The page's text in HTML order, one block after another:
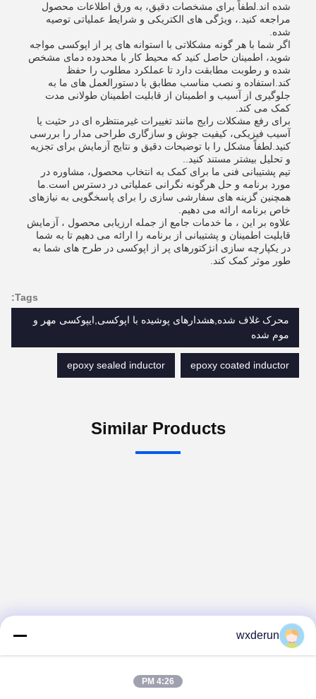
شده اند.لطفاً برای مشخصات دقیق، به ورق اطلاعات محصول
مراجعه کنید.، ویژگی های الکتریکی و شرایط عملیاتی توصیه
شده.
اگر شما با هر گونه مشکلاتی با استوانه های پر از اپوکسی مواجه
شوید، اطمینان حاصل کنید که محیط کار با محدوده دمای مشخص
شده و رطوبت مطابقت دارد تا عملکرد مطلوب را حفظ
کند.استفاده و نصب مناسب مطابق با دستورالعمل های ما به
جلوگیری از آسیب و اطمینان از قابلیت اطمینان طولانی مدت
کمک می کند.
برای رفع مشکلات رایج مانند تغییرات غیرمنتظره ای در حثیت یا
آسیب فیزیکی، کیفیت جوش و سازگاری طراحی مدار را بررسی
کنید.لطفاً مشکل را با توضیحات دقیق و نتایج آزمایش برای تجزیه
و تحلیل بیشتر مستند کنید..
تیم پشتیبانی فنی ما برای کمک به انتخاب محصول، مشاوره در
مورد برنامه و حل هرگونه نگرانی عملیاتی در دسترس است.ما
همچنین گزینه های سفارشی سازی را برای پاسخگویی به نیازهای
خاص برنامه ارائه می دهیم.
علاوه بر این ، ما خدمات جامع از جمله ارزیابی محصول ، آزمایش
قابلیت اطمینان و پشتیبانی از برنامه را ارائه می دهیم تا به شما
در یکپارچه سازی انژکتورهای پر از اپوکسی در طرح های شما به
طور موثر کمک کند.
Tags:
محرک غلاف شده,هشدارهای پوشیده با اپوکسی,ایپوکسی مهر و
موم شده
epoxy coated inductor
epoxy sealed inductor
Similar Products
wxderun
4:26 PM